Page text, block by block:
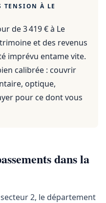
TENSION À LE
de 3 419 €à Le
et des revenus
imprévu entame vite.
calibrée : couvrir
optique,
pour ce dont vous
dans la
2, le département